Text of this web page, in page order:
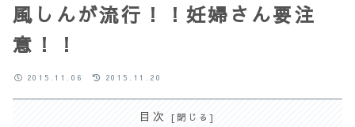
風しんが流行！！妊婦さん要注
意！！
2015.11.06 2015.11.20
目次